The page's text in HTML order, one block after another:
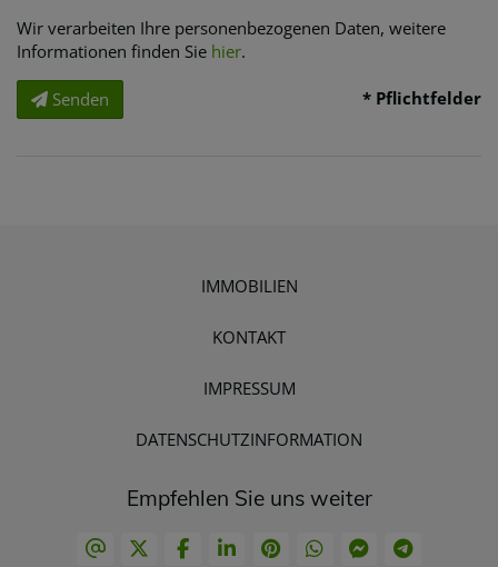
Wir verarbeiten Ihre personenbezogenen Daten, weitere
Informationen finden Sie hier.
Senden * Pflichtfelder
IMMOBILIEN
KONTAKT
IMPRESSUM
DATENSCHUTZINFORMATION
Empfehlen Sie uns weiter